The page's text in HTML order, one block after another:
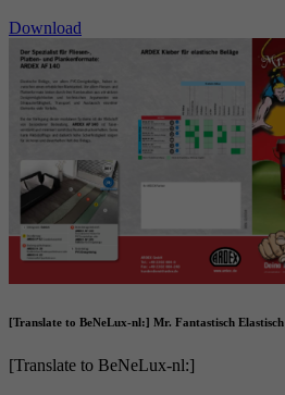
Download
[Translate to BeNeLux-nl:] Mr. Fantastisch Elastisch
[Translate to BeNeLux-nl:]